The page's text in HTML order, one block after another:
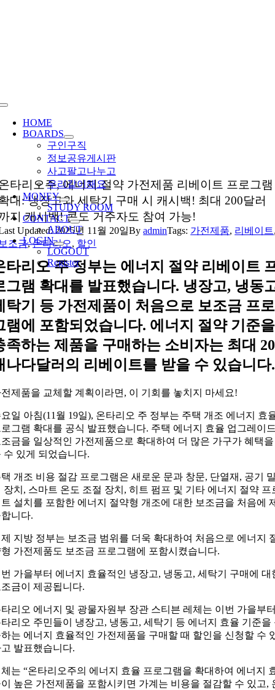
Toggle
Navigation
HOME
BOARDS
구인구직
정보공유게시판
사고팔고나누고
우리같이해요
MONEY
STUDY ROOM
CONTACT
ABOUT
LOGIN
LOGOUT
Register
타리오주, 에너지 절약 가전제품 리베이트 프로그램
대: 냉장고와 세탁기 구매 시 캐시백! 최대 200달러
지 캐시백! 콘도 거주자도 참여 가능!
Updated: 2025년 11월 20일ByadminTags: 가전제품, 리베이트
조금,온타리오, 할인
타리오 주 정부는 에너지 절약 리베이트
그램 확대를 발표했습니다. 냉장고, 냉동
탁기 등 가전제품이 처음으로 보조금 프로
램에 포함되었습니다. 에너지 절약 기준을
족하는 제품을 구매하는 소비자는 최대
나다달러의 리베이트를 받을 수 있습니다.
제품을 교체할 계획이라면, 이 기회를 놓치지 마세요!
일 아침(11월 19일), 온타리오 주 정부는 주택 개조 에너지 효
그램 확대를 공식 발표했습니다. 주택 에너지 효율 업그레이
금을 일상적인 가전제품으로 확대하여 더 많은 가구가 혜택을
수 있게 되었습니다.
개조 비용 절감 프로그램은 새로운 문과 창문, 단열재, 공기
장치, 스마트 온도 조절 장치, 히트 펌프 및 기타 에너지 절약 프
설치를 포함한 에너지 절약형 개조에 대한 보조금을 처음에
니다.
지방 정부는 보조금 범위를 더욱 확대하여 처음으로 에너지
가전제품도 보조금 프로그램에 포함시켰습니다.
가을부터 에너지 효율적인 냉장고, 냉동고, 세탁기 구매에 대
금이 제공됩니다.
리오 에너지 및 광물자원부 장관 스티븐 레체는 이번 가을부
리오 주민들이 냉장고, 냉동고, 세탁기 등 에너지 효율 기준을
는 에너지 효율적인 가전제품을 구매할 때 할인을 신청할 수
발표했습니다.
는 “온타리오주의 에너지 효율 프로그램을 확대하여 에너지
높은 가전제품을 포함시키면 가계는 비용을 절감할 수 있고,